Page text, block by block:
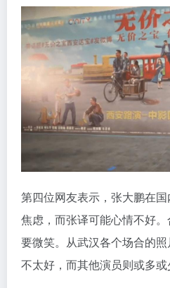
第四位网友表示，张大鹏在
焦虑，而张译可能心情不好
要微笑。从武汉各个场合的
不太好，而其他演员则或多或